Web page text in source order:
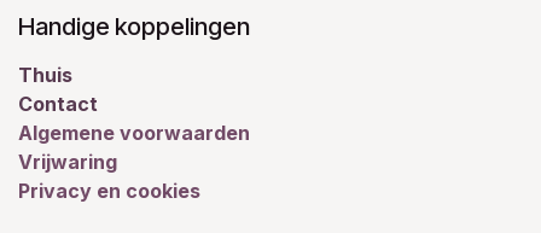
Handige koppelingen
Thuis
Contact
Algemene voorwaarden
Vrijwaring
Privacy en cookies